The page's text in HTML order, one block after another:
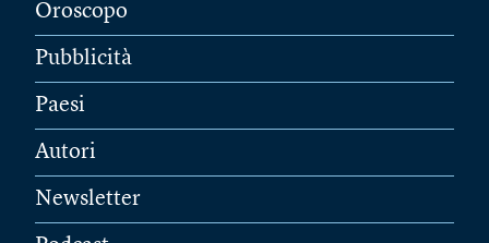
Oroscopo
Pubblicità
Paesi
Autori
Newsletter